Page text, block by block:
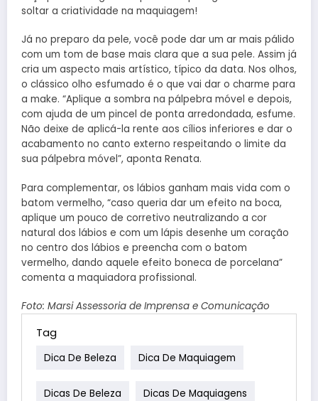
soltar a criatividade na maquiagem!
Já no preparo da pele, você pode dar um ar mais pálido
com um tom de base mais clara que a sua pele. Assim já
cria um aspecto mais artístico, típico da data. Nos olhos,
o clássico olho esfumado é o que vai dar o charme para
a make. “Aplique a sombra na pálpebra móvel e depois,
com ajuda de um pincel de ponta arredondada, esfume.
Não deixe de aplicá-la rente aos cílios inferiores e dar o
acabamento no canto externo respeitando o limite da
sua pálpebra móvel”, aponta Renata.
Para complementar, os lábios ganham mais vida com o
batom vermelho, “caso queria dar um efeito na boca,
aplique um pouco de corretivo neutralizando a cor
natural dos lábios e com um lápis desenhe um coração
no centro dos lábios e preencha com o batom
vermelho, dando aquele efeito boneca de porcelana”
comenta a maquiadora profissional.
Foto: Marsi Assessoria de Imprensa e Comunicação
Tag
Dica De Beleza Dica De Maquiagem
Dicas De Beleza Dicas De Maquiagens